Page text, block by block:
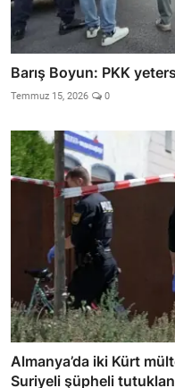
Barış Boyun: PKK
Temmuz 15, 2026 0
Almanya’da iki Kürt
Suriyeli şüpheli